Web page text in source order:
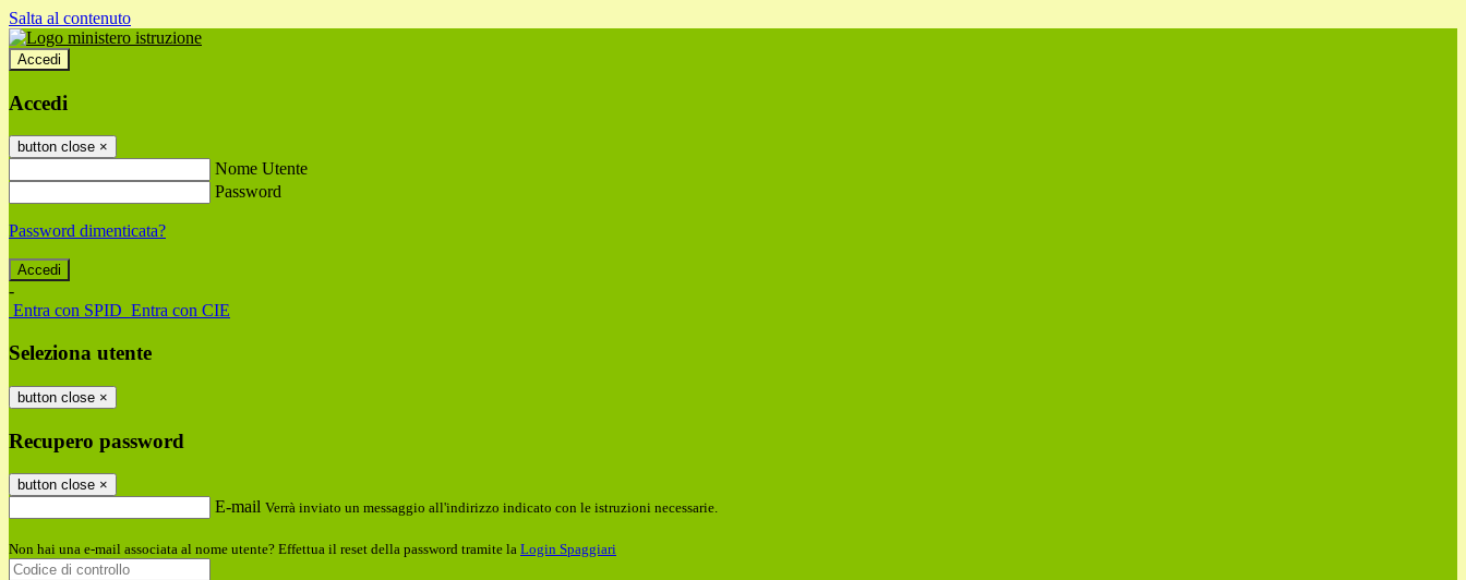
Salta al contenuto
Accedi
Accedi
button close ×
Nome Utente
Password
Password dimenticata?
-
Entra con SPID Entra con CIE
Seleziona utente
button close ×
Recupero password
button close ×
E-mail Verrà inviato un messaggio all'indirizzo indicato con le istruzioni necessarie.
Non hai una e-mail associata al nome utente? Effettua il reset della password tramite la Login Spaggiari